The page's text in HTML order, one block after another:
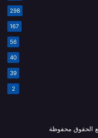
298
167
56
40
39
2